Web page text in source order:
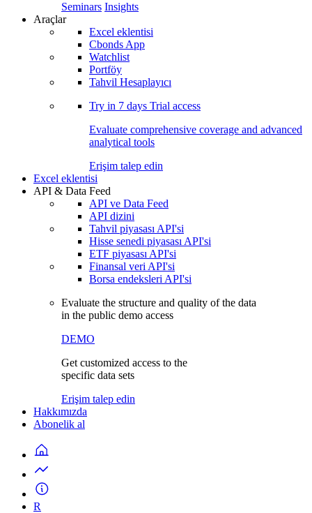
Seminars Insights
Araçlar
Excel eklentisi
Cbonds App
Watchlist
Portföy
Tahvil Hesaplayıcı
Try in 7 days Trial access
Evaluate comprehensive coverage and advanced
analytical tools
Erişim talep edin
Excel eklentisi
API & Data Feed
API ve Data Feed
API dizini
Tahvil piyasası API'si
Hisse senedi piyasası API'si
ETF piyasası API'si
Finansal veri API'si
Borsa endeksleri API'si
Evaluate the structure and quality of the data
in the public demo access
DEMO
Get customized access to the
specific data sets
Erişim talep edin
Hakkımızda
Abonelik al
R